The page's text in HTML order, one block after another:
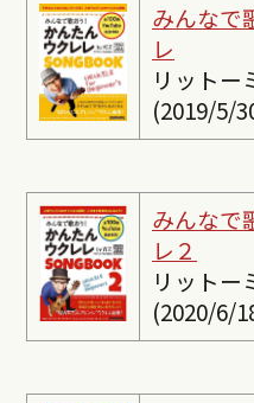
みんなで
レ
リットー
(2019/5/
みんなで
レ２
リットー
(2020/6/